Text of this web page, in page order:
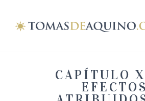
CAPÍTULO
EFECTOS